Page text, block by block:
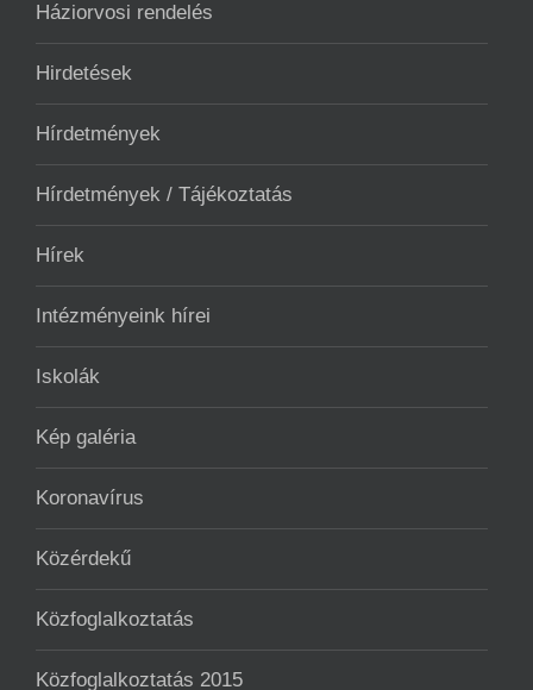
Háziorvosi rendelés
Hirdetések
Hírdetmények
Hírdetmények / Tájékoztatás
Hírek
Intézményeink hírei
Iskolák
Kép galéria
Koronavírus
Közérdekű
Közfoglalkoztatás
Közfoglalkoztatás 2015